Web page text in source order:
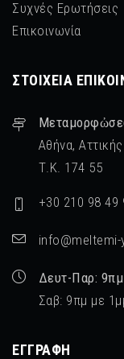
Συχνές Ερωτήσεις
Επικοινωνία
ΣΤΟΙΧΕΊΑ
Αθήνα, Αττικής.
Τ.Κ. 174 55
+30 210 98 49
Δευτ-Παρ:
Σαβ: 9πμ με
ΕΓΓΡΑΦΉ